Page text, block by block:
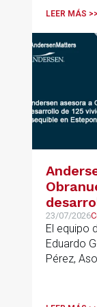
LEER MÁS >>
de
23/07/2026
El equipo
Eduardo
Pérez,
Cañadas,